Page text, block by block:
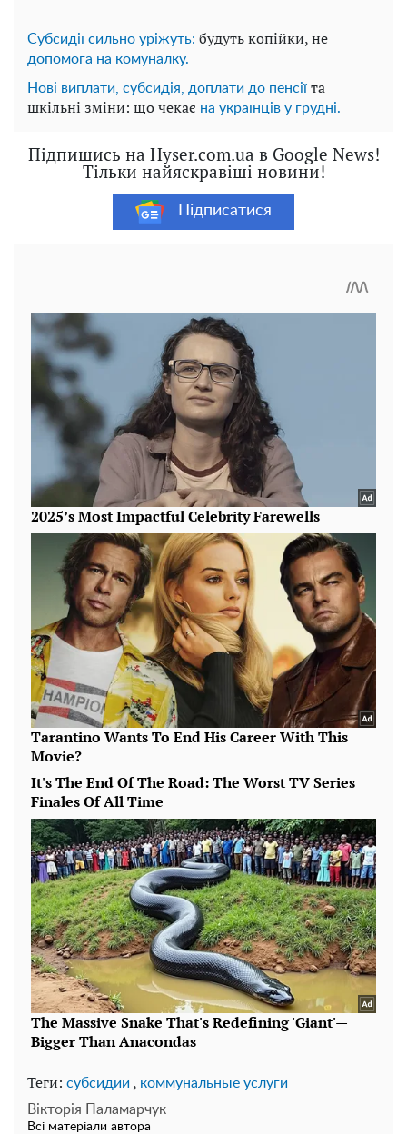
Субсидії сильно уріжуть: будуть копійки, не
допомога на комуналку.
Нові виплати, субсидія, доплати до пенсії та
шкільні зміни: що чекає на українців у грудні.
Підпишись на Hyser.com.ua в Google News!
Тільки найяскравіші новини!
Підписатися
Теги: субсидии , коммунальные услуги
Вікторія Паламарчук
Всі матеріали автора